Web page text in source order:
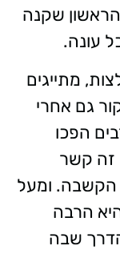
שקנה
עונה.
מתייגים
גם אחרי
הפכו
זה קשר
ומעל
הרבה
שבה